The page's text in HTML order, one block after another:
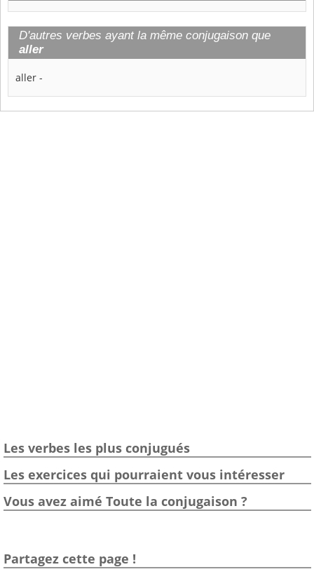
D'autres verbes ayant la même conjugaison que
aller
aller -
Les verbes les plus conjugués
Les exercices qui pourraient vous intéresser
Vous avez aimé Toute la conjugaison ?
Partagez cette page !